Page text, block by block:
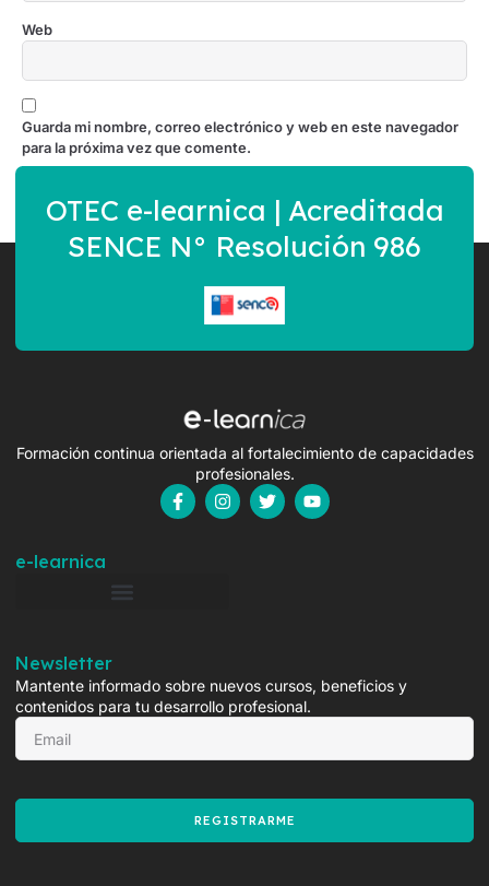
Web
Guarda mi nombre, correo electrónico y web en este navegador
para la próxima vez que comente.
OTEC e-learnica | Acreditada
SENCE N° Resolución 986
Formación continua orientada al fortalecimiento de capacidades
profesionales.
e-learnica
Newsletter
Mantente informado sobre nuevos cursos, beneficios y
contenidos para tu desarrollo profesional.
REGISTRARME